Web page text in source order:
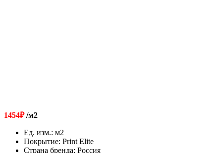
1454₽/м2
Ед. изм.: м2
Покрытие: Print Elite
Страна бренда: Россия